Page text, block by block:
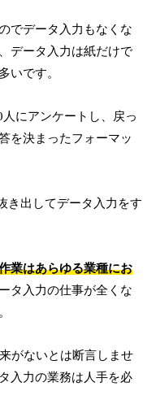
でデータ入力もなくな
データ入力は紙だけで
いです。
にアンケートし、戻っ
を決まったフォーマッ
き出してデータ入力をす
業はあらゆる業種にお
タ入力の仕事が全くな
がないとは断言しませ
入力の業務は人手を必